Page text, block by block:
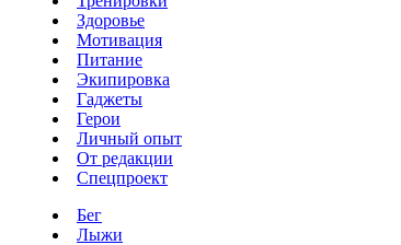
Здоровье
Мотивация
Питание
Экипировка
Гаджеты
Герои
Личный опыт
От редакции
Спецпроект
Бег
Лыжи